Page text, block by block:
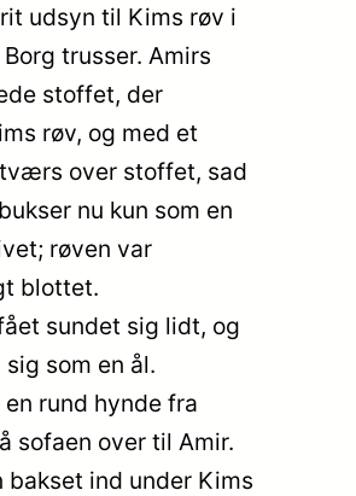
udsyn til Kims røv i
trusser. Amirs
stoffet, der
røv, og med et
over stoffet, sad
nu kun som en
røven var
blottet.
sundet sig lidt, og
som en ål.
rund hynde fra
sofaen over til Amir.
bakset ind under Kims